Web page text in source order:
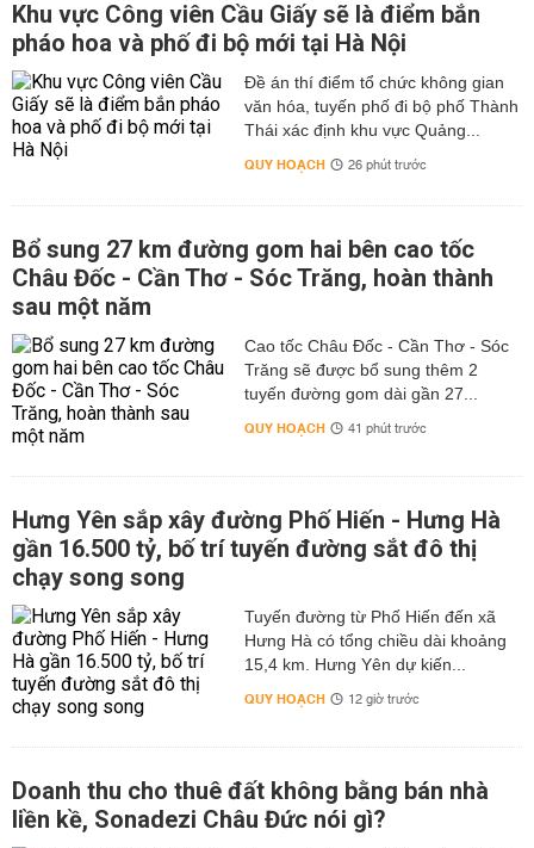
Khu vực Công viên Cầu Giấy sẽ là điểm bắn
pháo hoa và phố đi bộ mới tại Hà Nội
Đề án thí điểm tổ chức không gian
văn hóa, tuyến phố đi bộ phố Thành
Thái xác định khu vực Quảng...
QUY HOẠCH 26 phút trước
Bổ sung 27 km đường gom hai bên cao tốc
Châu Đốc - Cần Thơ - Sóc Trăng, hoàn thành
sau một năm
Cao tốc Châu Đốc - Cần Thơ - Sóc
Trăng sẽ được bổ sung thêm 2
tuyến đường gom dài gần 27...
QUY HOẠCH 41 phút trước
Hưng Yên sắp xây đường Phố Hiến - Hưng Hà
gần 16.500 tỷ, bố trí tuyến đường sắt đô thị
chạy song song
Tuyến đường từ Phố Hiến đến xã
Hưng Hà có tổng chiều dài khoảng
15,4 km. Hưng Yên dự kiến...
QUY HOẠCH 12 giờ trước
Doanh thu cho thuê đất không bằng bán nhà
liền kề, Sonadezi Châu Đức nói gì?